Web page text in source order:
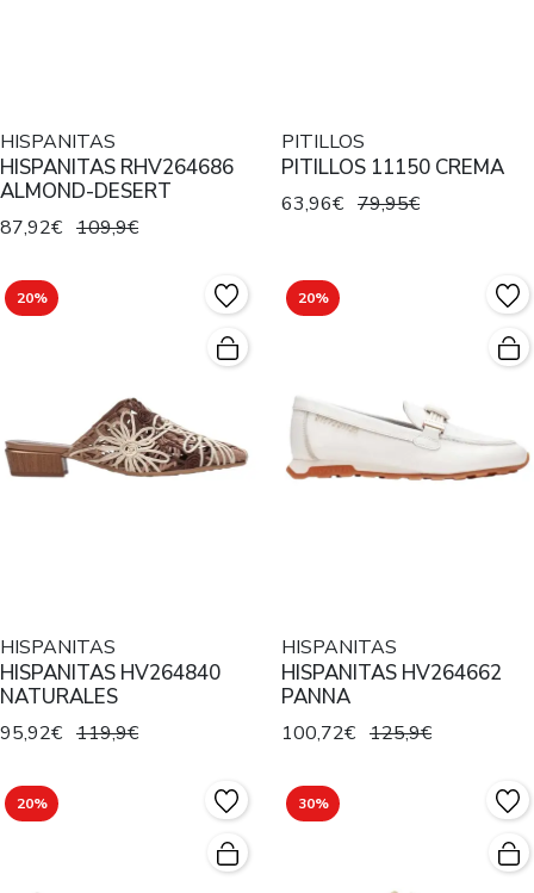
HISPANITAS
HISPANITAS RHV264686
ALMOND-DESERT
87,92€ 109,9€
PITILLOS
PITILLOS 11150 CREMA
63,96€ 79,95€
20%
HISPANITAS
HISPANITAS HV264840
NATURALES
95,92€ 119,9€
20%
HISPANITAS
HISPANITAS HV264662
PANNA
100,72€ 125,9€
20% 30%